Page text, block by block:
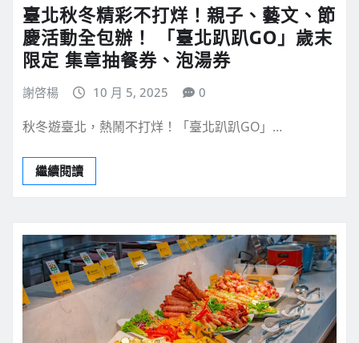
臺北秋冬精彩不打烊！親子、藝文、節
慶活動全包辦！ 「臺北趴趴GO」歲末
限定 集章抽餐券、泡湯券
謝啓楊 10 月 5, 2025 0
秋冬遊臺北，熱鬧不打烊！「臺北趴趴GO」…
繼續閱讀